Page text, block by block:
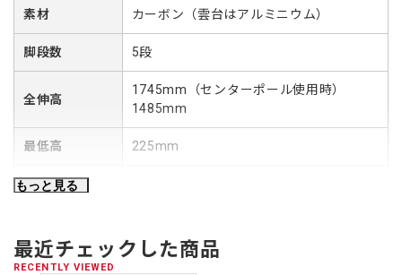
素材 カーボン（雲台はアルミニウム）
脚段数 5段
全伸高
1745mm（センターポール使用時）
1485mm
最低高 225mm
縮長
最大耐荷重 8kg
もっと見る
最近チェックした商品
RECENTLY VIEWED